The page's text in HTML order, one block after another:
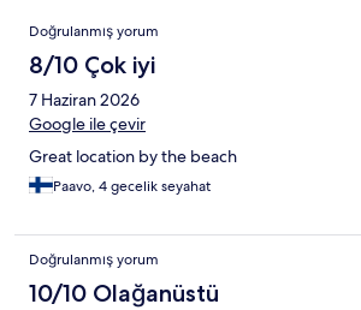
Yorumlar
Doğrulanmış yorum
8/10 Çok iyi
7 Haziran 2026
Google ile çevir
Great location by the beach
Paavo, 4 gecelik seyahat
Doğrulanmış yorum
10/10 Olağanüstü